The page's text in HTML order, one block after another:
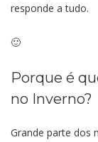
responde a tudo.
🙂
Porque é
no Inverno?
Grande parte dos